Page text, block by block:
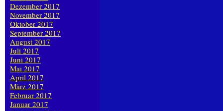
Dezember 2017
November 2017
Oktober 2017
September 2017
August 2017
Juli 2017
Juni 2017
Mai 2017
April 2017
März 2017
Februar 2017
Januar 2017